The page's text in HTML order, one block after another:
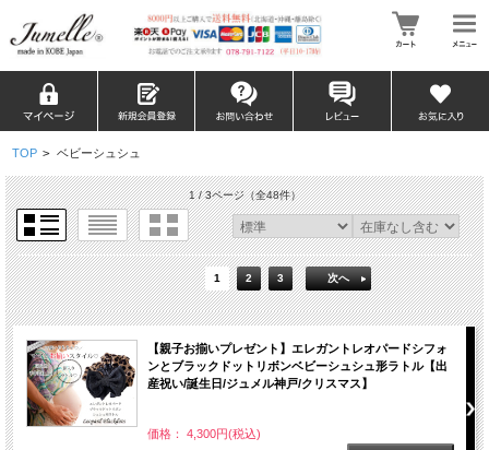
TOP > ベビーシュシュ
1 / 3ページ（全48件）
1 2 3 次へ
【親子お揃いプレゼント】エレガントレオパードシフォ
ンとブラックドットリボンベビーシュシュ形ラトル【出
産祝い/誕生日/ジュメル神戸/クリスマス】
価格： 4,300円(税込)